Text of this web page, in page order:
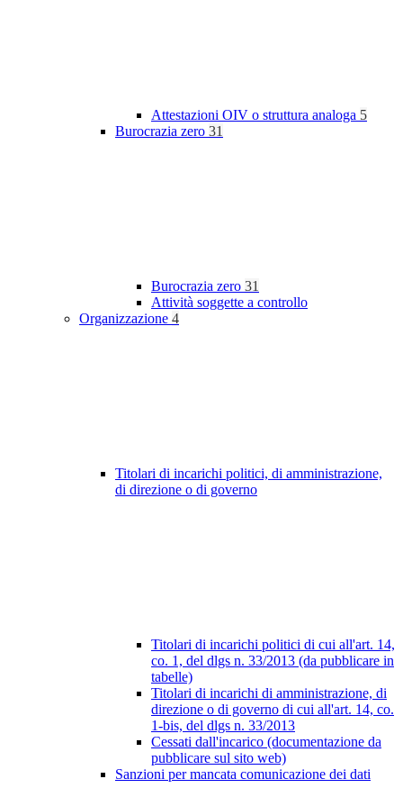
Attestazioni OIV o struttura analoga 5
Burocrazia zero 31
Burocrazia zero 31
Attività soggette a controllo
Organizzazione 4
Titolari di incarichi politici, di amministrazione,
di direzione o di governo
Titolari di incarichi politici di cui all'art. 14,
co. 1, del dlgs n. 33/2013 (da pubblicare in
tabelle)
Titolari di incarichi di amministrazione, di
direzione o di governo di cui all'art. 14, co.
1-bis, del dlgs n. 33/2013
Cessati dall'incarico (documentazione da
pubblicare sul sito web)
Sanzioni per mancata comunicazione dei dati